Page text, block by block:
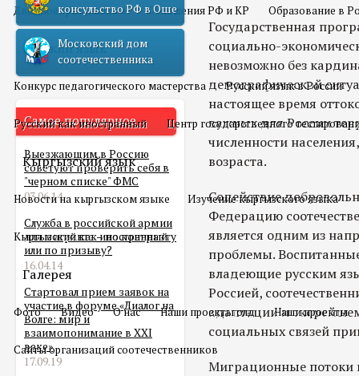
Двойное гражданство Отношения РФ и КР Образование в
Русский язык
Конкурс педагогического мастерства Русский язык в России
Русский как иностранный Центр государственного
Кыргызский язык
Новости на кыргызском языке Изучение кыргызского языка
Кыргызский как иностранный
Галерея
Фото Видео О нас Наши проекты олд Наши проекты
Сайты организаций соотечественников
консульство РФ в Оше
Московский дом
соотечественника
Самое популярное
Выезжающим в Россию
советуют проверить себя в
"черном списке" ФМС
03.06.14
Служба в российской армии
для мигранта – по контракту
или по призыву?
16.04.14
Стартовал прием заявок на
участие в форуме «Диалог на
Волге: мир и
взаимопонимание в XXI
веке»
17.09.19
Государственная
социально-
невозможно без
демографической
настоящее время
важных для России
численности
возраста.
Содействие
Федерацию
является одним из
проблемы.
владеющие русским
Россией,
адаптации и
социальных связей
Миграционные потоки